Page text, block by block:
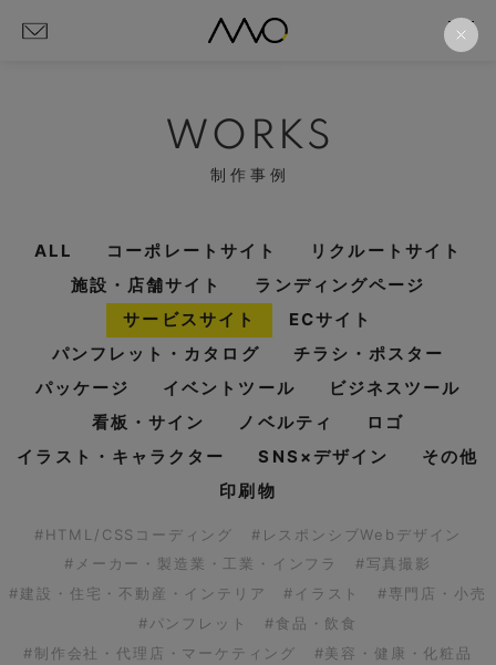
WORKS
制作事例
ALL コーポレートサイト
リクルートサイト
施設・店舗サイト
ランディングページ
サービスサイト
ECサイト
パンフレット・カタログ
チラシ・ポスター
パッケージ
イベントツール
ビジネスツール
看板・サイン
ノベルティ
ロゴ
イラスト・キャラクター
SNS×デザイン
その他
印刷物
#HTML/CSSコーディング
#レスポンシブWebデザイン
#メーカー・製造業・工業・インフラ
#写真撮影
#建設・住宅・不動産・インテリア
#イラスト
#専門店・小売
#パンフレット
#食品・飲食
#制作会社・代理店・マーケティング
#美容・健康・化粧品